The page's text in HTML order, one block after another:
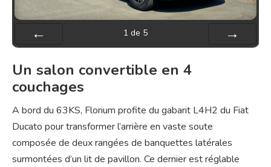
1 de 5
Un salon convertible en 4
couchages
A bord du 63KS, Florium profite du gabarit L4H2 du Fiat
Ducato pour transformer l’arrière en vaste soute
composée de deux rangées de banquettes latérales
surmontées d’un lit de pavillon. Ce dernier est réglable